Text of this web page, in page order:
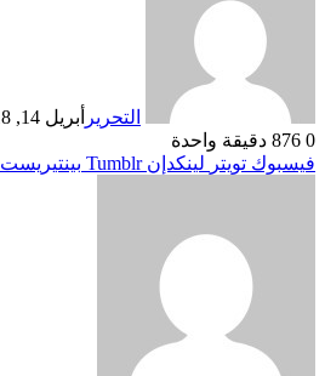
التحرير أبريل 14, 2018
0
دقيقة واحدة
فيسبوك تويتر لينكدإن بينتيريست